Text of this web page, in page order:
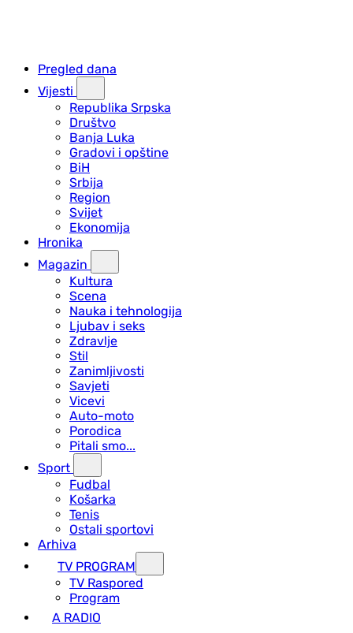
Pregled dana
Vijesti
Republika Srpska
Društvo
Banja Luka
Gradovi i opštine
BiH
Srbija
Region
Svijet
Ekonomija
Hronika
Magazin
Kultura
Scena
Nauka i tehnologija
Ljubav i seks
Zdravlje
Stil
Zanimljivosti
Savjeti
Vicevi
Auto-moto
Porodica
Pitali smo...
Sport
Fudbal
Košarka
Tenis
Ostali sportovi
Arhiva
TV PROGRAM
ТV Raspored
Program
A RADIO